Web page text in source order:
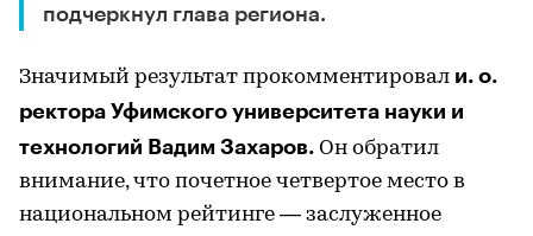
подчеркнул глава региона.
Значимый результат прокомментировал и. о.
ректора Уфимского университета науки и
технологий Вадим Захаров. Он обратил
внимание, что почетное четвертое место в
национальном рейтинге — заслуженное